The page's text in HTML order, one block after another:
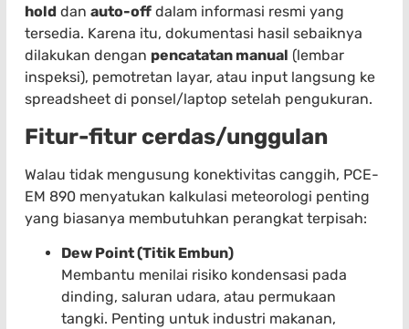
hold dan auto-off dalam informasi resmi yang
tersedia. Karena itu, dokumentasi hasil sebaiknya
dilakukan dengan pencatatan manual (lembar
inspeksi), pemotretan layar, atau input langsung ke
spreadsheet di ponsel/laptop setelah pengukuran.
Fitur-fitur cerdas/unggulan
Walau tidak mengusung konektivitas canggih, PCE-
EM 890 menyatukan kalkulasi meteorologi penting
yang biasanya membutuhkan perangkat terpisah:
Dew Point (Titik Embun)
Membantu menilai risiko kondensasi pada
dinding, saluran udara, atau permukaan
tangki. Penting untuk industri makanan,